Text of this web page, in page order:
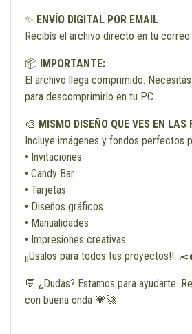
✨ ENVÍO DIGITAL POR EMAIL
Recibís el archivo directo en tu
📦
IMPORTANTE:
El archivo llega comprimido. Necesitás
para descomprimirlo en tu PC.
🎨 MISMO DISEÑO QUE VES EN LAS
Incluye imágenes y fondos perfectos
• Invitaciones
• Candy Bar
• Tarjetas
• Diseños gráficos
• Manualidades
• Impresiones creativas
¡¡Usalos para todos tus proyectos!!
💬 ¿Dudas? Estamos para ayudarte.
con buena onda 💗🚀